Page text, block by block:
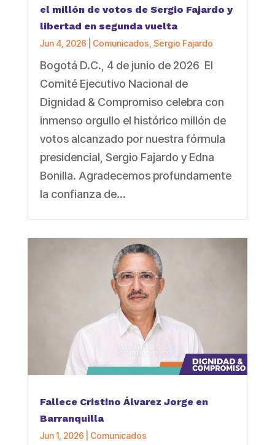
el millón de votos de Sergio Fajardo y
libertad en segunda vuelta
Jun 4, 2026 Comunicados Sergio Fajardo
Bogotá D.C., 4 de junio de 2026 El
Comité Ejecutivo Nacional de
Dignidad & Compromiso celebra con
inmenso orgullo el histórico millón de
votos alcanzado por nuestra fórmula
presidencial, Sergio Fajardo y Edna
Bonilla. Agradecemos profundamente
la confianza de...
Fallece Cristino Álvarez Jorge en
Barranquilla
Jun 1, 2026 Comunicados